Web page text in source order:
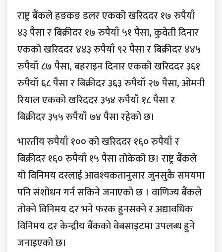
राष्ट्र बैंकले हङकङ डलर एकको खरिददर १७ रुपैयाँ
४३ पैसा र बिक्रीदर १७ रुपैयाँ ५१ पैसा, कुवेती दिनार
एकको खरिददर ४४३ रुपैयाँ ९२ पैसा र बिक्रीदर ४४५
रुपैयाँ ८७ पैसा, बहराइन दिनार एकको खरिददर ३६१
रुपैयाँ ६८ पैसा र बिक्रीदर ३६३ रुपैयाँ २७ पैसा, ओमनी
रियाल एकको खरिददर ३५४ रुपैयाँ १८ पैसा र
बिक्रीदर ३५५ रुपैयाँ ७४ पैसा रहेको छ।
भारतीय रुपैयाँ १०० को खरिददर १६० रुपैयाँ र
बिक्रीदर १६० रुपैयाँ १५ पैसा तोकेको छ। राष्ट्र बैंकले
यो विनिमय दरलाई आवश्यकतानुसार जुनसुकै समयमा
पनि संशोधन गर्न सकिने जनाएको छ । वाणिज्य बैंकले
तोक्ने विनिमय दर भने फरक हुनसक्ने र अद्यावधिक
विनिमय दर केन्द्रीय बैंकको वेबसाइटमा उपलब्ध हुने
जनाइएको छ।